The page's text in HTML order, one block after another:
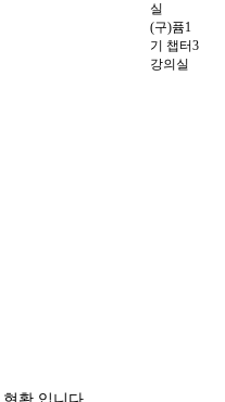
실
(구)퓸1
기 챕터3
강의실